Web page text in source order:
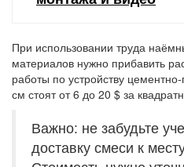
При использовании труда
материалов нужно прибавить
работы по устройству
см стоят от 6 до 20 $ за
Важно: не забудьте
доставку смеси к